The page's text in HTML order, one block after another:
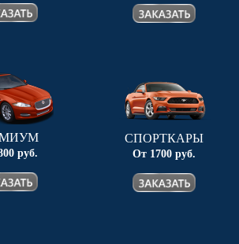
руб.
СПОРТКАРЫ
От 1700 руб.